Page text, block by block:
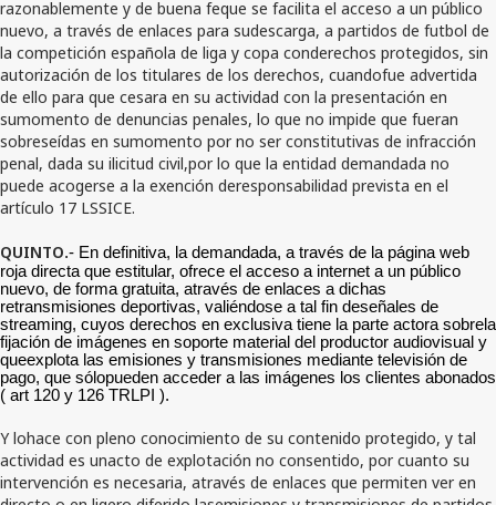
razonablemente y de buena feque se facilita el acceso a un público
nuevo, a través de enlaces para sudescarga, a partidos de futbol de
la competición española de liga y copa conderechos protegidos, sin
autorización de los titulares de los derechos, cuandofue advertida
de ello para que cesara en su actividad con la presentación en
sumomento de denuncias penales, lo que no impide que fueran
sobreseídas en sumomento por no ser constitutivas de infracción
penal, dada su ilicitud civil,por lo que la entidad demandada no
puede acogerse a la exención deresponsabilidad prevista en el
artículo 17 LSSICE.
QUINTO.- En definitiva, la demandada, a través de la página web
roja directa que estitular, ofrece el acceso a internet a un público
nuevo, de forma gratuita, através de enlaces a dichas
retransmisiones deportivas, valiéndose a tal fin deseñales de
streaming, cuyos derechos en exclusiva tiene la parte actora sobrela
fijación de imágenes en soporte material del productor audiovisual y
queexplota las emisiones y transmisiones mediante televisión de
pago, que sólopueden acceder a las imágenes los clientes abonados
( art 120 y 126 TRLPI ).
Y lohace con pleno conocimiento de su contenido protegido, y tal
actividad es unacto de explotación no consentido, por cuanto su
intervención es necesaria, através de enlaces que permiten ver en